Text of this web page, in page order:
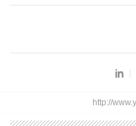
http://